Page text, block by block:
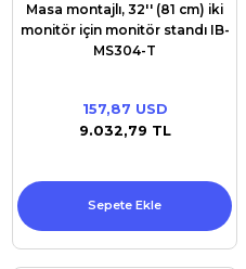
Masa montajlı, 32'' (81 cm) iki
monitör için monitör standı IB-
MS304-T
157,87 USD
9.032,79 TL
Sepete Ekle